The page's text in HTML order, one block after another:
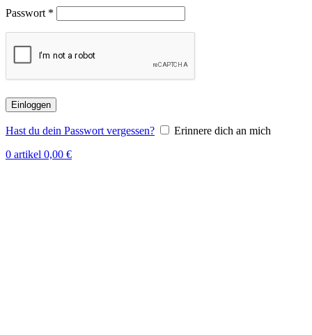
Passwort *
Einloggen
Hast du dein Passwort vergessen?
Erinnere dich an mich
0 artikel 0,00 €